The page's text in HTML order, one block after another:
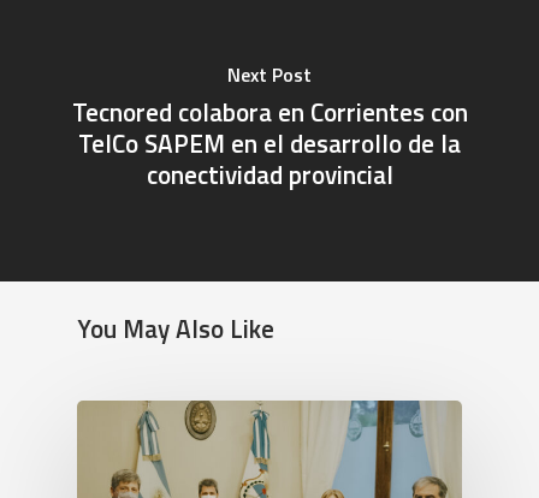
Next Post
Tecnored colabora en Corrientes con
TelCo SAPEM en el desarrollo de la
conectividad provincial
You May Also Like